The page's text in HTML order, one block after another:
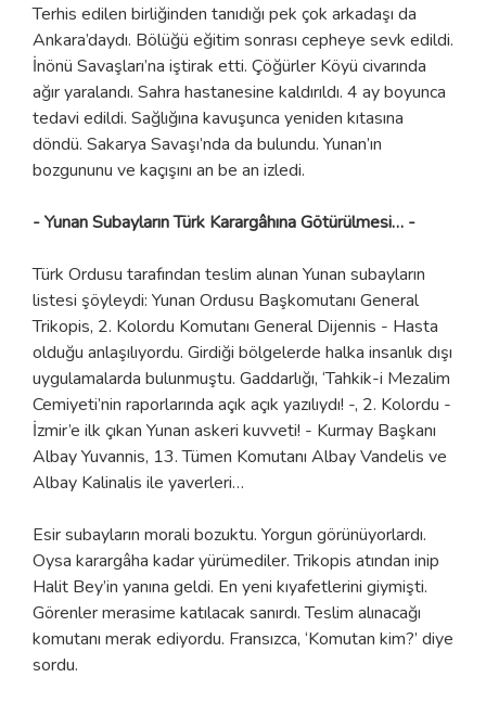
Terhis edilen birliğinden tanıdığı pek çok arkadaşı da
Ankara’daydı. Bölüğü eğitim sonrası cepheye sevk edildi.
İnönü Savaşları’na iştirak etti. Çöğürler Köyü civarında
ağır yaralandı. Sahra hastanesine kaldırıldı. 4 ay boyunca
tedavi edildi. Sağlığına kavuşunca yeniden kıtasına
döndü. Sakarya Savaşı’nda da bulundu. Yunan’ın
bozgununu ve kaçışını an be an izledi.
- Yunan Subayların Türk Karargâhına Götürülmesi… -
Türk Ordusu tarafından teslim alınan Yunan subayların
listesi şöyleydi: Yunan Ordusu Başkomutanı General
Trikopis, 2. Kolordu Komutanı General Dijennis - Hasta
olduğu anlaşılıyordu. Girdiği bölgelerde halka insanlık dışı
uygulamalarda bulunmuştu. Gaddarlığı, ‘Tahkik-i Mezalim
Cemiyeti’nin raporlarında açık açık yazılıydı! -, 2. Kolordu -
İzmir’e ilk çıkan Yunan askeri kuvveti! - Kurmay Başkanı
Albay Yuvannis, 13. Tümen Komutanı Albay Vandelis ve
Albay Kalinalis ile yaverleri…
Esir subayların morali bozuktu. Yorgun görünüyorlardı.
Oysa karargâha kadar yürümediler. Trikopis atından inip
Halit Bey’in yanına geldi. En yeni kıyafetlerini giymişti.
Görenler merasime katılacak sanırdı. Teslim alınacağı
komutanı merak ediyordu. Fransızca, ‘Komutan kim?’ diye
sordu.